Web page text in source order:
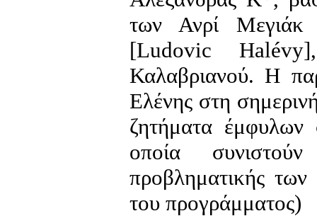
των Ανρί
[Ludovic
Καλαβριανού. Η
Ελένης στη
ζητήματα έμφυλων
οποία
προβληματικής των
του προγράμματος)